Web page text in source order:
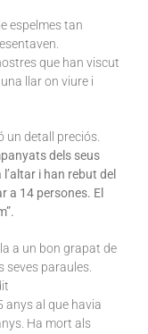
espelmes tan
que han viscut
llar on viure i
un detall preciós.
dels seus
i han rebut del
a 14 persones. El
a un bon grapat de
seves paraules.
anys al que havia
Ha mort als